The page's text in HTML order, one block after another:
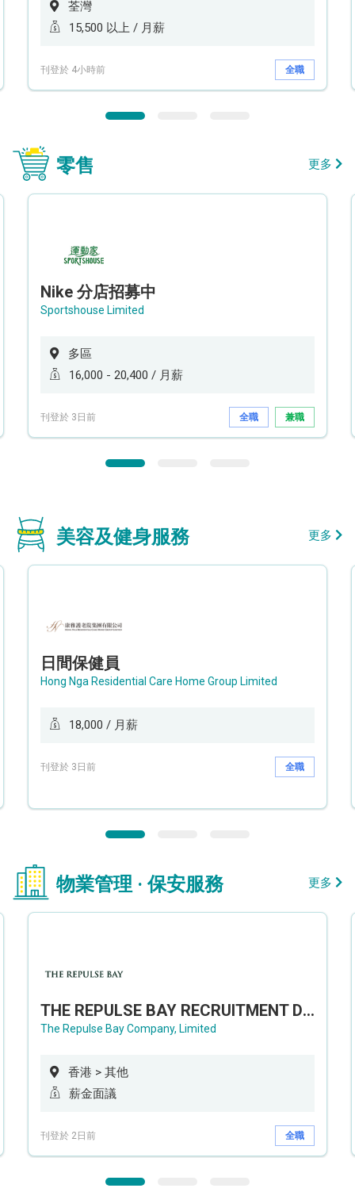
荃灣
15,500 以上 / 月薪
刊登於 4小時前 全職
零售 更多
Nike 分店招募中
Sportshouse Limited
多區
16,000 - 20,400 / 月薪
刊登於 3日前 全職 兼職
美容及健身服務 更多
日間保健員
Hong Nga Residential Care Home Group Limited
18,000 / 月薪
刊登於 3日前 全職
物業管理 · 保安服務 更多
THE REPULSE BAY RECRUITMENT DAY 淺水灣影灣園人才招聘會
The Repulse Bay Company, Limited
香港 > 其他
薪金面議
刊登於 2日前 全職